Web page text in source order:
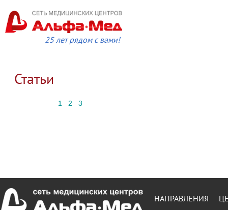
25 лет рядом с вами!
Статьи
1 2 3
НАПРАВЛЕНИЯ